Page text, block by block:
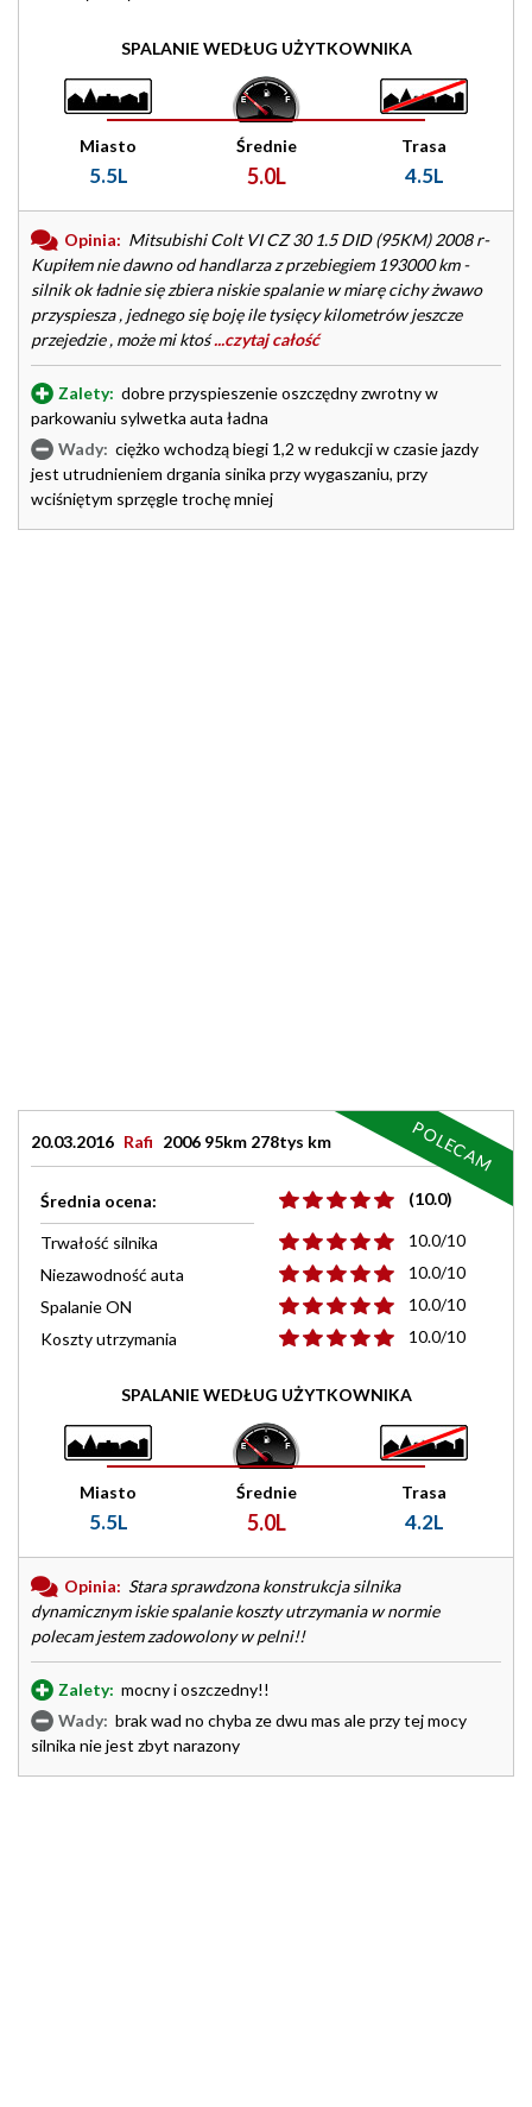
SPALANIE WEDŁUG UŻYTKOWNIKA
Miasto
5.5L
Średnie
5.0L
Trasa
4.5L
Opinia: Mitsubishi Colt VI CZ 30 1.5 DID (95KM) 2008 r-
Kupiłem nie dawno od handlarza z przebiegiem 193000 km -
silnik ok ładnie się zbiera niskie spalanie w miarę cichy żwawo
przyspiesza , jednego się boję ile tysięcy kilometrów jeszcze
przejedzie , może mi ktoś...czytaj całość
Zalety: dobre przyspieszenie oszczędny zwrotny w
parkowaniu sylwetka auta ładna
Wady: ciężko wchodzą biegi 1,2 w redukcji w czasie jazdy
jest utrudnieniem drgania sinika przy wygaszaniu, przy
wciśniętym sprzęgle trochę mniej
20.03.2016 Rafi 2006 95km 278tys km
Średnia ocena: (10.0)
Trwałość silnika
10.0/10
Niezawodność auta
10.0/10
Spalanie ON
10.0/10
Koszty utrzymania
10.0/10
SPALANIE WEDŁUG UŻYTKOWNIKA
Miasto
5.5L
Średnie
5.0L
Trasa
4.2L
Opinia: Stara sprawdzona konstrukcja silnika
dynamicznym iskie spalanie koszty utrzymania w normie
polecam jestem zadowolony w pelni!!
Zalety: mocny i oszczedny!!
Wady: brak wad no chyba ze dwu mas ale przy tej mocy
silnika nie jest zbyt narazony
POLECAM